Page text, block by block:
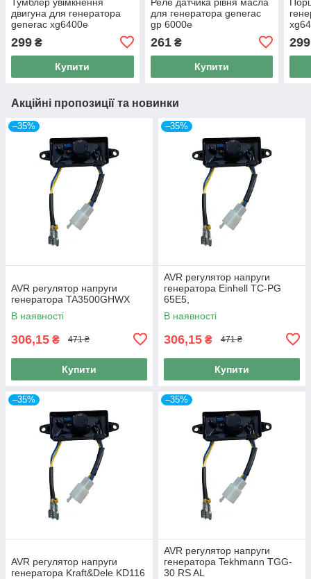
двигуна для генератора
generac xg6400e
299 ₴
Купити
для генератора generac
gp 6000e
261₴
Купити
299
Акційні пропозиції та новинки
–35%
AVR регулятор напруги
генератора TA3500GHWX
В наявності
306,15 ₴ 471 ₴
Купити
–35%
AVR регулятор напруги
генератора Einhell TC-PG
65E5,
В наявності
306,15 ₴ 471 ₴
Купити
–35%
AVR регулятор напруги
генератора Kraft&Dele KD116
–35%
AVR регулятор напруги
генератора Tekhmann TGG-
30 RS AL